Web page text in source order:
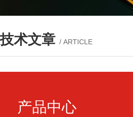
技术文章 / ARTICLE
产品中心